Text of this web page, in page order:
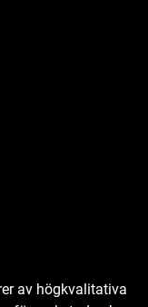
av högkvalitativa